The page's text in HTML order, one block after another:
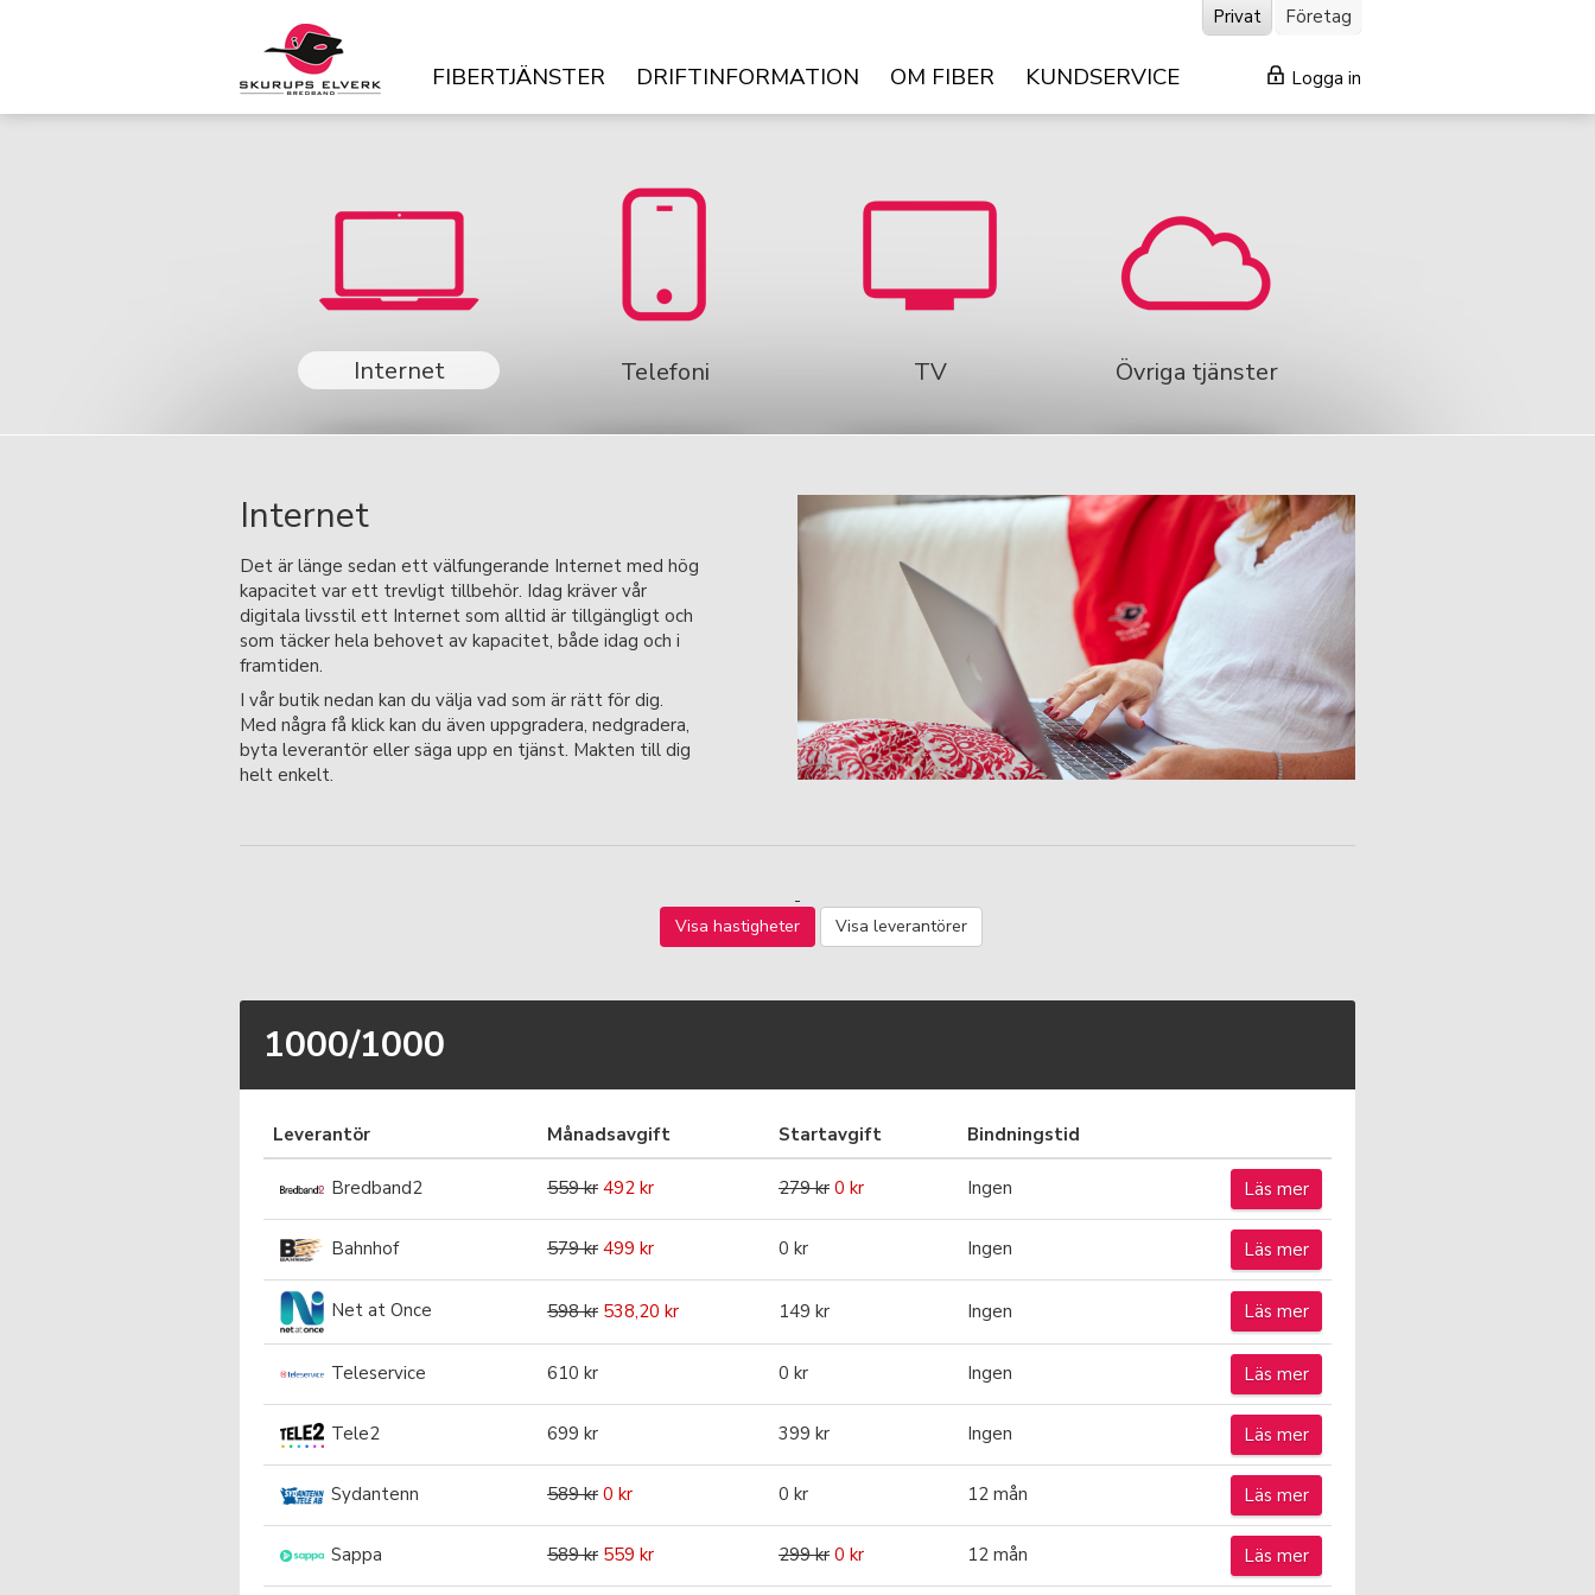
FIBERTJÄNSTER DRIFTINFORMATION OM FIBER KUNDSERVICE Logga in
Privat Företag
Internet Telefoni TV Övriga tjänster
Internet
Det är länge sedan ett välfungerande Internet med hög
kapacitet var ett trevligt tillbehör. Idag kräver vår
digitala livsstil ett Internet som alltid är tillgängligt och
som täcker hela behovet av kapacitet, både idag och i
framtiden.
I vår butik nedan kan du välja vad som är rätt för dig.
Med några få klick kan du även uppgradera, nedgradera,
byta leverantör eller säga upp en tjänst. Makten till dig
helt enkelt.
Visa hastigheter Visa leverantörer
1000/1000
Leverantör Månadsavgift Startavgift Bindningstid
Bredband2 559 kr 492 kr 279 kr 0 kr Ingen Läs mer
Bahnhof 579 kr 499 kr 0 kr Ingen Läs mer
Net at Once 598 kr 538,20 kr 149 kr Ingen Läs mer
Teleservice 610 kr 0 kr Ingen Läs mer
Tele2 699 kr 399 kr Ingen Läs mer
Sydantenn 589 kr 0 kr 0 kr 12 mån Läs mer
Sappa 589 kr 559 kr 299 kr 0 kr 12 mån Läs mer